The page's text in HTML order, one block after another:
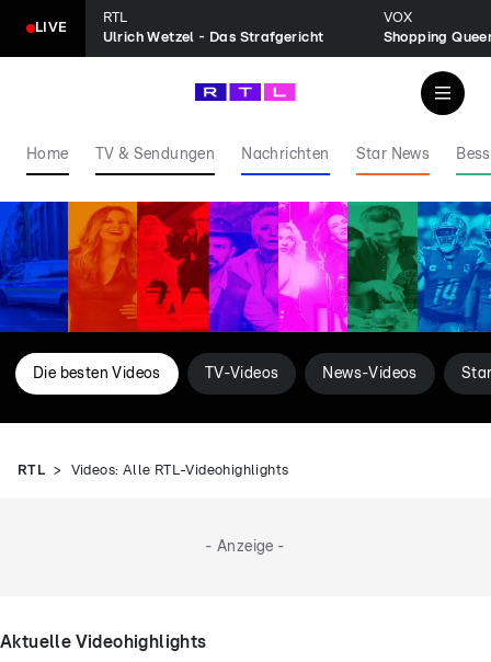
LIVE
RTL
Ulrich Wetzel - Das Strafgericht
VOX
Shopping
Home TV & Sendungen Nachrichten Star News
Die besten Videos TV-Videos News-Videos
RTL Videos: Alle RTL-Videohighlights
- Anzeige -
Aktuelle Videohighlights